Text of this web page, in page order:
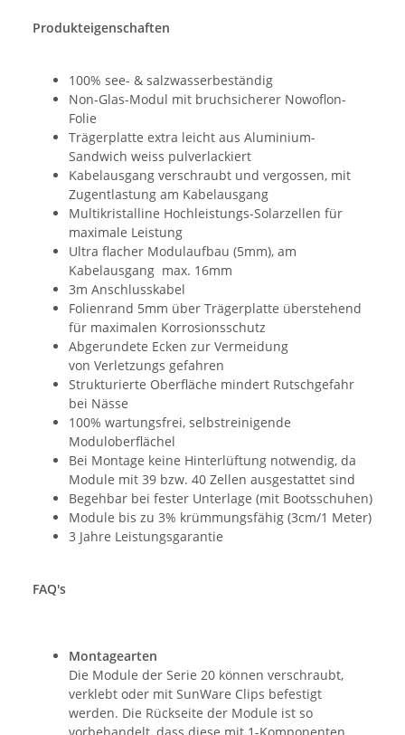
Produkteigenschaften
100% see- & salzwasserbeständig
Non-Glas-Modul mit bruchsicherer Nowoflon-
Folie
Trägerplatte extra leicht aus Aluminium-
Sandwich weiss pulverlackiert
Kabelausgang verschraubt und vergossen, mit
Zugentlastung am Kabelausgang
Multikristalline Hochleistungs-Solarzellen für
maximale Leistung
Ultra flacher Modulaufbau (5mm), am
Kabelausgang max. 16mm
3m Anschlusskabel
Folienrand 5mm über Trägerplatte überstehend
für maximalen Korrosionsschutz
Abgerundete Ecken zur Vermeidung
von Verletzungs gefahren
Strukturierte Oberfläche mindert Rutschgefahr
bei Nässe
100% wartungsfrei, selbstreinigende
Moduloberflächel
Bei Montage keine Hinterlüftung notwendig, da
Module mit 39 bzw. 40 Zellen ausgestattet sind
Begehbar bei fester Unterlage (mit Bootsschuhen)
Module bis zu 3% krümmungsfähig (3cm/1 Meter)
3 Jahre Leistungsgarantie
FAQ's
Montagearten
Die Module der Serie 20 können verschraubt,
verklebt oder mit SunWare Clips befestigt
werden. Die Rückseite der Module ist so